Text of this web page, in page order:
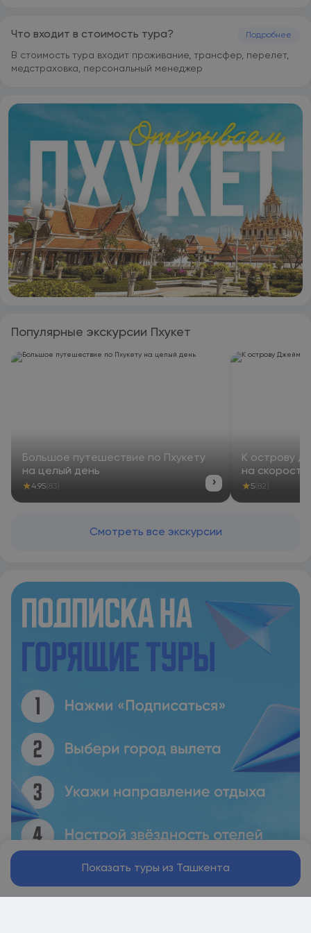
Что входит в стоимость тура? Подробнее
В стоимость тура входит проживание, трансфер, перелет,
медстраховка, персональный менеджер
Популярные экскурсии Пхукет
Большое путешествие по Пхукету
на целый день
★4.95 (83) ›
К острову
на
★5 (82)
Смотреть все экскурсии
Показать туры из Ташкента